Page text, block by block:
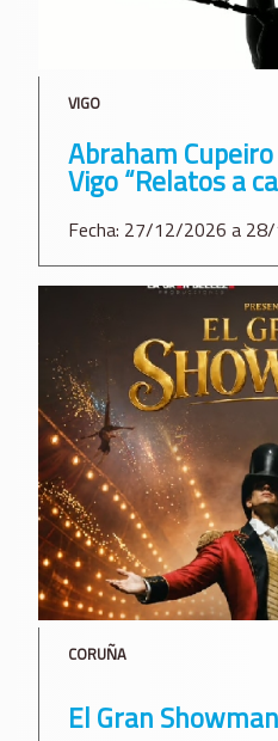
VIGO
Abraham
Vigo “Relatos a
Fecha: 27/12/2026 a
CORUÑA
El Gran